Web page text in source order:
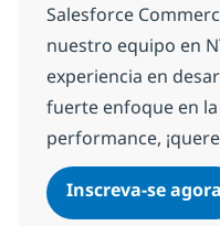
Salesforce
nuestro equipo en
experiencia en
fuerte enfoque en
performance,
Inscreva-se agora